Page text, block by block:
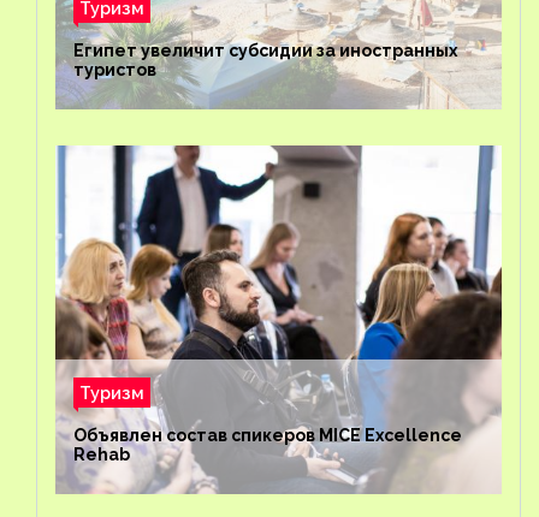
Туризм
Египет увеличит субсидии за иностранных
туристов
Туризм
Объявлен состав спикеров MICE Excellence
Rehab